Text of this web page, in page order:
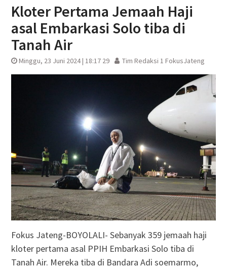
Kloter Pertama Jemaah Haji
asal Embarkasi Solo tiba di
Tanah Air
Minggu, 23 Juni 2024 | 18:17 29 Tim Redaksi 1 FokusJateng
Fokus Jateng-BOYOLALI- Sebanyak 359 jemaah haji
kloter pertama asal PPIH Embarkasi Solo tiba di
Tanah Air. Mereka tiba di Bandara Adi soemarmo,